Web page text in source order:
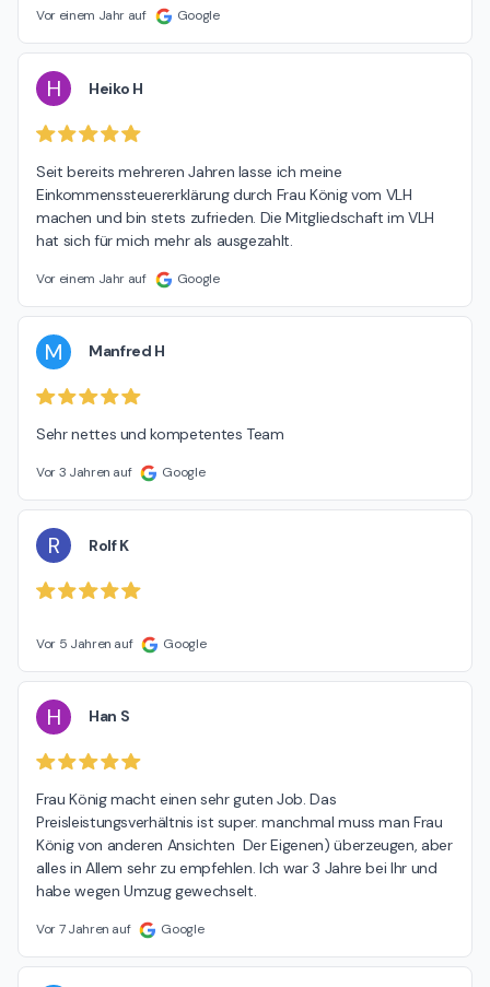
Vor einem Jahr auf Google
H Heiko H
Seit bereits mehreren Jahren lasse ich meine
Einkommenssteuererklärung durch Frau König vom VLH
machen und bin stets zufrieden. Die Mitgliedschaft im VLH
hat sich für mich mehr als ausgezahlt.
Vor einem Jahr auf Google
M Manfred H
Sehr nettes und kompetentes Team
Vor 3 Jahren auf Google
R Rolf K
Vor 5 Jahren auf Google
H Han S
Frau König macht einen sehr guten Job. Das
Preisleistungsverhältnis ist super. manchmal muss man Frau
König von anderen Ansichten  Der Eigenen) überzeugen, aber
alles in Allem sehr zu empfehlen. Ich war 3 Jahre bei Ihr und
habe wegen Umzug gewechselt.
Vor 7 Jahren auf Google